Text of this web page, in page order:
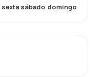
sexta sábado domingo